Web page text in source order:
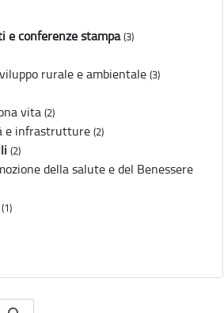
e conferenze stampa (3)
rurale e ambientale (3)
vita (2)
e infrastrutture (2)
(2)
della salute e del Benessere
(1)